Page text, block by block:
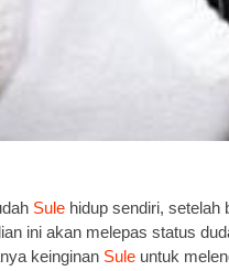
Sule hidup sendiri, setelah
ini akan melepas status
keinginan Sule untuk